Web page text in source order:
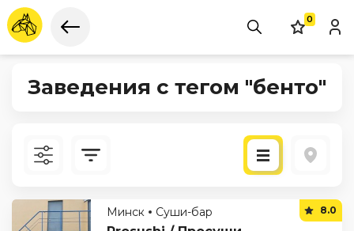
0
Заведения с тегом "бенто"
По рейтингуМинск Суши-бар 8.0